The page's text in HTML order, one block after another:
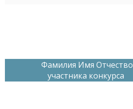
Фамилия Имя Отчество
участника конкурса